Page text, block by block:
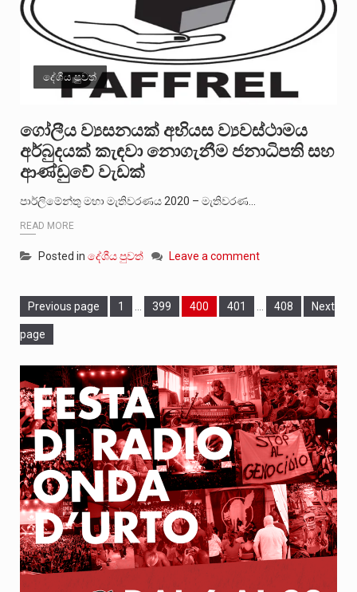
දේශීය පුවත්
ගෝලීය ව්‍යසනයක් අභියස ව්‍යවස්ථාමය
අර්බුදයක් කැඳවා නොගැනීම ජනාධිපති සහ
ආණ්ඩුවේ වැඩක්
පාර්ලිමේන්තු මහා මැතිවරණය 2020 – මැතිවරණ…
READ MORE
Posted in දේශීය පුවත් Leave a comment
Previous page Page
1 Page
399 Page
400 Page
401 Page
408 Next
page